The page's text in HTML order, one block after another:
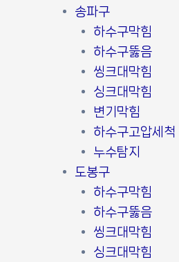
송파구
하수구막힘
하수구뚫음
씽크대막힘
싱크대막힘
변기막힘
하수구고압세척
누수탐지
도봉구
하수구막힘
하수구뚫음
씽크대막힘
싱크대막힘